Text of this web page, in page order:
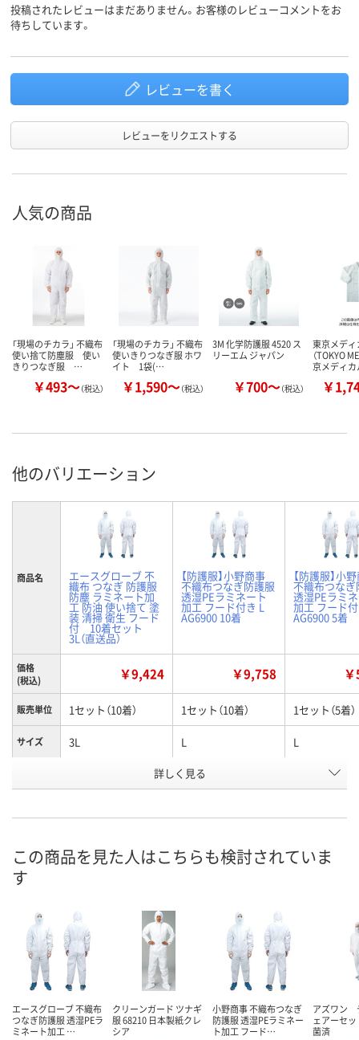
投稿されたレビューはまだありません。お客様のレビューコメントをお
待ちしています。
レビューを書く
レビューをリクエストする
人気の商品
「現場のチカラ」 不織布
使い捨て防塵服 使い
きりつなぎ服 …
￥493～（税込）
「現場のチカラ」 不織布
使いきりつなぎ服 ホワ
イト 1袋(…
￥1,590～（税込）
3M 化学防護服 4520 ス
リーエム ジャパン
￥700～（税込）
東京メディ
（TOKYO
京メディ
￥
他のバリエーション
商品名 エースグローブ 不
織布 つなぎ 防護服
防塵 ラミネート加
工 防油 使い捨て 塗
装 清掃 衛生 フード
付 10着セット
3L（直送品）
【防護服】小野商事
不織布つなぎ防護服
透湿PEラミネート
加工 フード付き L
AG6900 10着
【防護服】小
不織布つなぎ
透湿PEラミ
加工 フード
AG6900 5着
価格
(税込)
￥9,424 ￥9,758
販売単位 1セット（10着） 1セット（10着） 1セット（5着）
サイズ 3L L L
U472719 U472726
お届け日 8月9日（日） 8月9日（日）
メーカー都合により
販売停止中です
カゴへ カ
詳しく見る
この商品を見た人はこちらも検討されていま
す
エースグローブ 不織布
つなぎ防護服 透湿PEラ
ミネート加工 …
クリーンガード ツナギ
服 68210 日本製紙クレ
シア
小野商事 不織布つなぎ
防護服 透湿PEラミネー
ト加工 フード…
アズワン
ェアーセ
菌済